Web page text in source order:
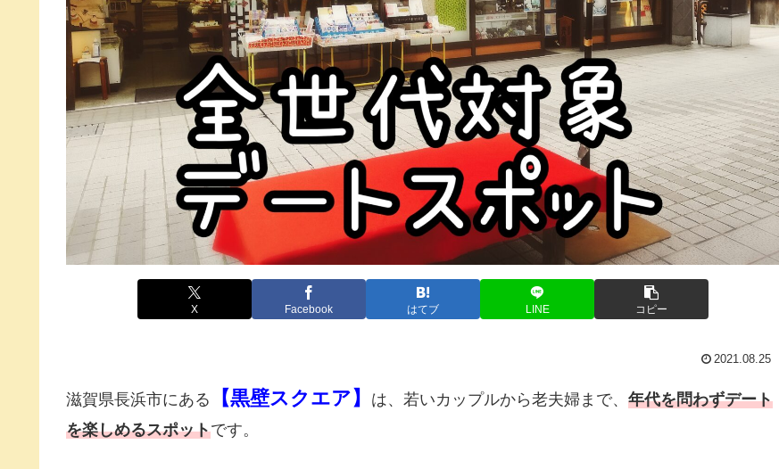
X Facebook はてブ LINE コピー
2021.08.25
滋賀県長浜市にある 【黒壁スクエア】 は、若いカップルから老夫婦まで、 年代を問わずデート
を楽しめるスポットです。